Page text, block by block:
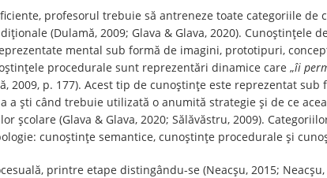
profesorul trebuie să antreneze toate categoriile de
(Dulamă, 2009; Glava & Glava, 2020). Cunoştinţele
mental sub formă de imagini, prototipuri,
procedurale sunt reprezentări dinamice care „îi
2009, p. 177). Acest tip de cunoștințe este reprezentat
a şti când trebuie utilizată o anumită strategie şi de ce
școlare (Glava & Glava, 2020; Sălăvăstru, 2009).
cunoştinţe semantice, cunoştinţe procedurale şi
printre etape distingându-se (Neacșu, 2015;